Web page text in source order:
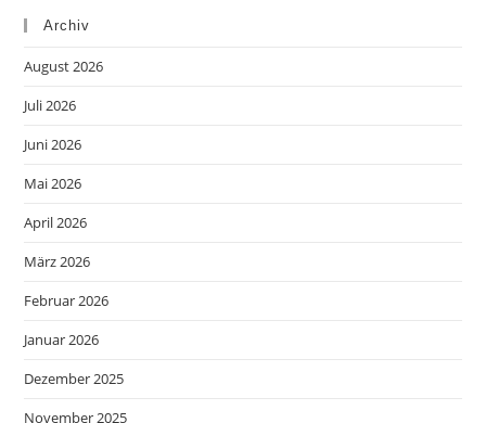
Archiv
August 2026
Juli 2026
Juni 2026
Mai 2026
April 2026
März 2026
Februar 2026
Januar 2026
Dezember 2025
November 2025